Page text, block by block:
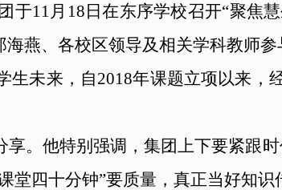
于11月18日在东序学校召开“聚焦
燕、各校区领导及相关学科教师参
未来，自2018年课题立项以来，
。他特别强调，集团上下要紧跟
四十分钟”要质量，真正当好知识